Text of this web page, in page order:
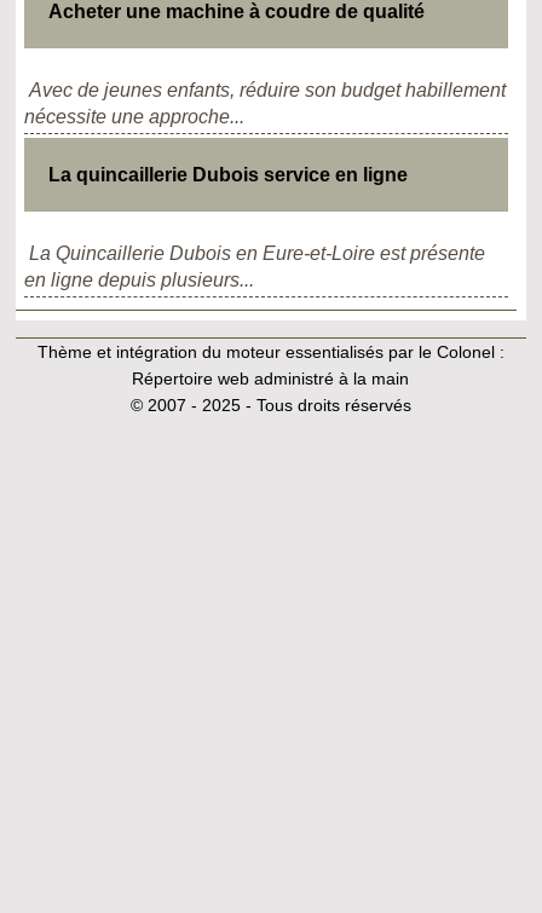
Acheter une machine à coudre de qualité
Avec de jeunes enfants, réduire son budget habillement
nécessite une approche...
La quincaillerie Dubois service en ligne
La Quincaillerie Dubois en Eure-et-Loire est présente
en ligne depuis plusieurs...
Thème et intégration du moteur essentialisés par le Colonel :
Répertoire web administré à la main
© 2007 - 2025 - Tous droits réservés